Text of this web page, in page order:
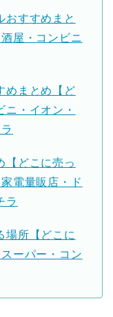
おすすめまと
屋・コンビニ
めまとめ【ど
・イオン・
【どこに売っ
電量販店・ド
ラ
場所【どこに
ーパー・コン